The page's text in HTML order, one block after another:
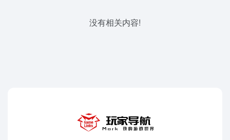
没有相关内容!